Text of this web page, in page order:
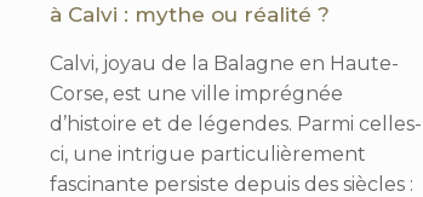
à Calvi : mythe ou réalité ?
Calvi, joyau de la Balagne en Haute-
Corse, est une ville imprégnée
d’histoire et de légendes. Parmi celles-
ci, une intrigue particulièrement
fascinante persiste depuis des siècles :